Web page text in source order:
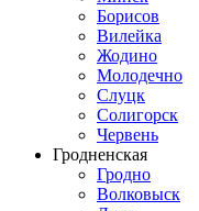
Борисов
Вилейка
Жодино
Молодечно
Слуцк
Солигорск
Червень
Гродненская
Гродно
Волковыск